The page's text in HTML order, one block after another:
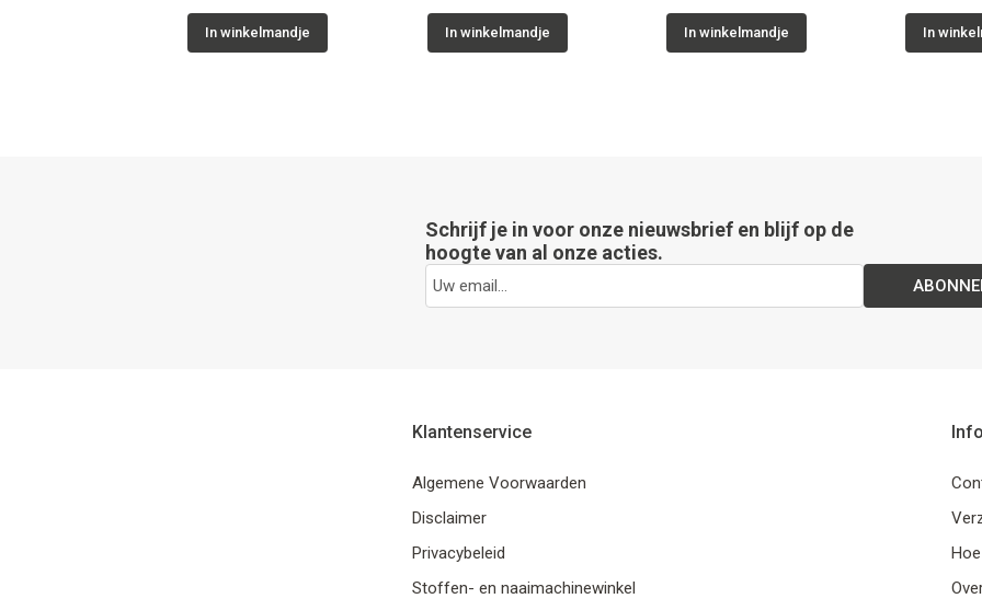
In winkelmandje In winkelmandje In winkelmandje In
Schrijf je in voor onze nieuwsbrief en blijf op de
hoogte van al onze acties.
Klantenservice
Algemene Voorwaarden
Disclaimer
Privacybeleid
Stoffen- en naaimachinewinkel
Info